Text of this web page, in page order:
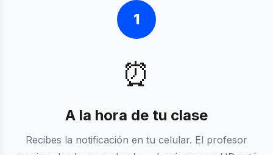
1
⏰
A la hora de tu clase
Recibes la notificación en tu celular. El profesor